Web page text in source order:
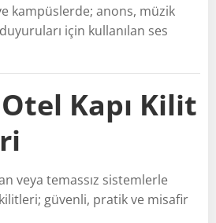
kampüslerde; anons, müzik
için kullanılan ses
Otel Kapı Kilit
veya temassız sistemlerle
kilitleri; güvenli, pratik ve misafir